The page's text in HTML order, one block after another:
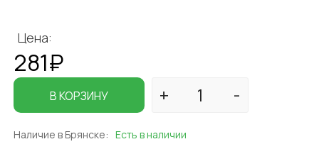
Цена:
281₽
В КОРЗИНУ
Наличие в Брянске: Есть в наличии